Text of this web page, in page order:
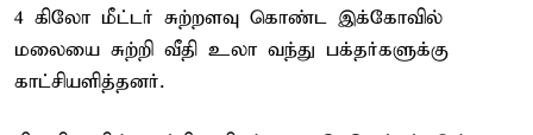
4 கிலோ மீட்டர் சுற்றளவு கொண்ட இக்கோவில்
மலையை சுற்றி வீதி உலா வந்து பக்தர்களுக்கு
காட்சியளித்தனர்.